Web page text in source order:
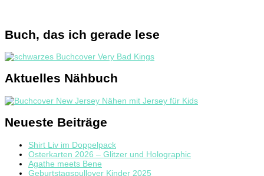
Buch, das ich gerade lese
Aktuelles Nähbuch
Neueste Beiträge
Shirt Liv im Doppelpack
Osterkarten 2026 – Glitzer und Holographic
Agathe meets Bene
Geburtstagspullover Kinder 2025